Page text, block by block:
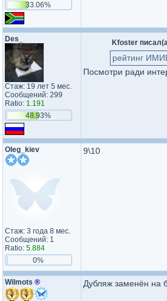
33.06%
Des_
Стаж: 19 лет 5 мес.
Сообщений: 299
Ratio: 1.191
48.93%
Kfoster
рейтинг
Посмотри ради
Oleg_kiev
Стаж: 3 года 8 мес.
Сообщений: 1
Ratio: 5.884
0%
9\10
Wilmots ® Дубляж заменён на